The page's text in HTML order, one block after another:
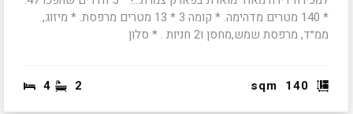
* 140 מטרים מדהימה. * קומה 3 * 13 מטרים מרפסת. * מיזוג,
ממ״ד, מרפסת שמש,מחסן ו2 חניות . * סלון
sqm 140
4 2